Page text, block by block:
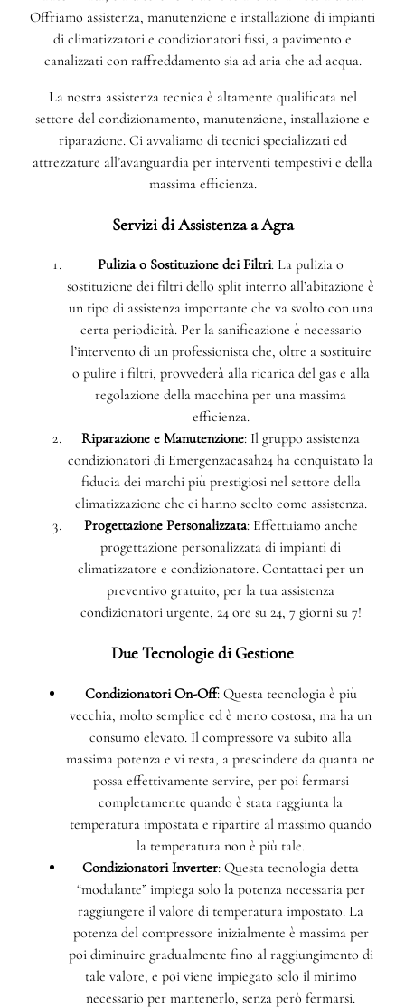
Offriamo assistenza, manutenzione e installazione di impianti
di climatizzatori e condizionatori fissi, a pavimento e
canalizzati con raffreddamento sia ad aria che ad acqua.
La nostra assistenza tecnica è altamente qualificata nel
settore del condizionamento, manutenzione, installazione e
riparazione. Ci avvaliamo di tecnici specializzati ed
attrezzature all’avanguardia per interventi tempestivi e della
massima efficienza.
Servizi di Assistenza a Agra
Pulizia o Sostituzione dei Filtri: La pulizia o
sostituzione dei filtri dello split interno all’abitazione è
un tipo di assistenza importante che va svolto con una
certa periodicità. Per la sanificazione è necessario
l’intervento di un professionista che, oltre a sostituire
o pulire i filtri, provvederà alla ricarica del gas e alla
regolazione della macchina per una massima
efficienza.
Riparazione e Manutenzione: Il gruppo assistenza
condizionatori di Emergenzacasah24 ha conquistato la
fiducia dei marchi più prestigiosi nel settore della
climatizzazione che ci hanno scelto come assistenza.
Progettazione Personalizzata: Effettuiamo anche
progettazione personalizzata di impianti di
climatizzatore e condizionatore. Contattaci per un
preventivo gratuito, per la tua assistenza
condizionatori urgente, 24 ore su 24, 7 giorni su 7!
Due Tecnologie di Gestione
Condizionatori On-Off: Questa tecnologia è più
vecchia, molto semplice ed è meno costosa, ma ha un
consumo elevato. Il compressore va subito alla
massima potenza e vi resta, a prescindere da quanta ne
possa effettivamente servire, per poi fermarsi
completamente quando è stata raggiunta la
temperatura impostata e ripartire al massimo quando
la temperatura non è più tale.
Condizionatori Inverter: Questa tecnologia detta
“modulante” impiega solo la potenza necessaria per
raggiungere il valore di temperatura impostato. La
potenza del compressore inizialmente è massima per
poi diminuire gradualmente fino al raggiungimento di
tale valore, e poi viene impiegato solo il minimo
necessario per mantenerlo, senza però fermarsi.